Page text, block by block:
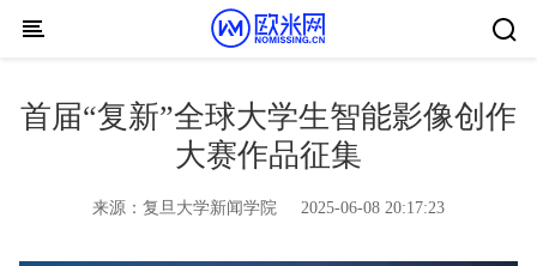
Skip to content
首届“复新”全球大学生智能影像创作
大赛作品征集
来源： 复旦大学新闻学院 2025-06-08 20:17:23